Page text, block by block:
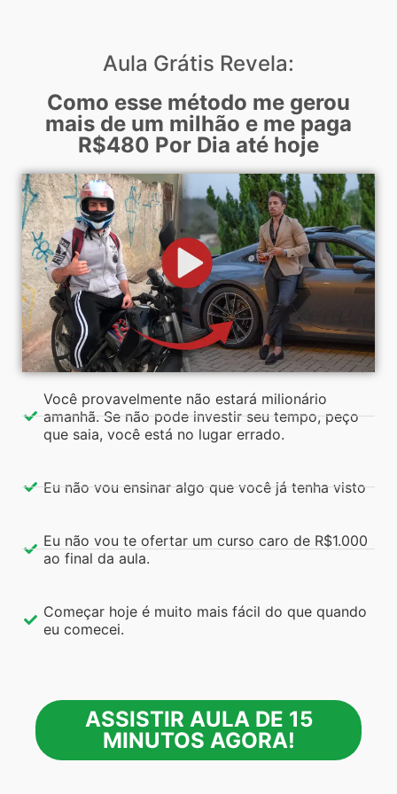
Aula Grátis Revela:
Como esse método me gerou
mais de um milhão e me paga
R$480 Por Dia até hoje
Você provavelmente não estará milionário
amanhã. Se não pode investir seu tempo, peço
que saia, você está no lugar errado.
Eu não vou ensinar algo que você já tenha visto
Eu não vou te ofertar um curso caro de R$1.000
ao final da aula. ​
Começar hoje é muito mais fácil do que quando
eu comecei.
ASSISTIR AULA DE 15
MINUTOS AGORA!